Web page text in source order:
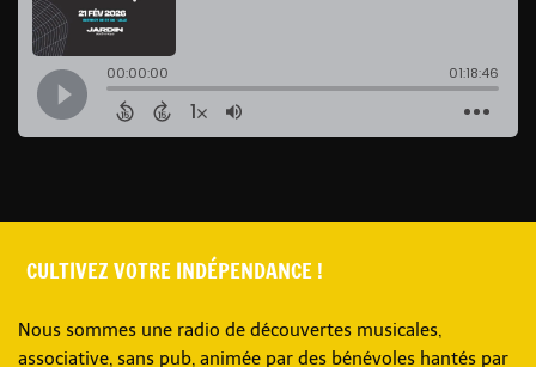
CULTIVEZ VOTRE INDÉPENDANCE !
Nous sommes une radio de découvertes musicales,
associative, sans pub, animée par des bénévoles hantés par